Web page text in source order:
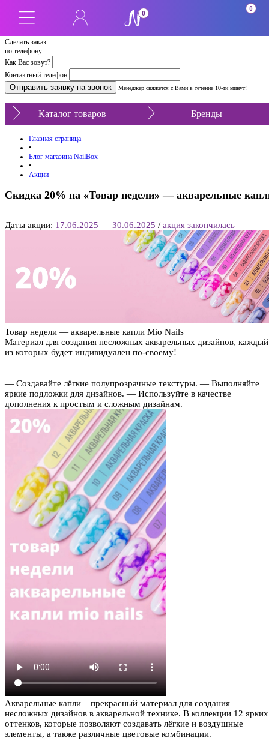
Сделать заказ
по телефону
Как Вас зовут?
Контактный телефон
Менеджер свяжется с Вами в течение 10-ти минут!
0
0
Каталог товаров Бренды
Главная страница
•
Блог магазина NailBox
•
Акции
Скидка 20% на «Товар недели» — акварельные
Даты акции: 17.06.2025 — 30.06.2025 / акция закончилась
Товар недели — акварельные капли Mio Nails
Материал для создания несложных акварельных дизайнов, каждый
из которых будет индивидуален по-своему!
— Создавайте лёгкие полупрозрачные текстуры. — Выполняйте
яркие подложки для дизайнов. — Используйте в качестве
дополнения к простым и сложным дизайнам.
Акварельные капли – прекрасный материал для создания
несложных дизайнов в акварельной технике. В коллекции 12 ярких
оттенков, которые позволяют создавать лёгкие и воздушные
элементы, а также различные цветовые комбинации.